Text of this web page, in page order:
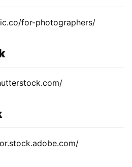
for-photographers/